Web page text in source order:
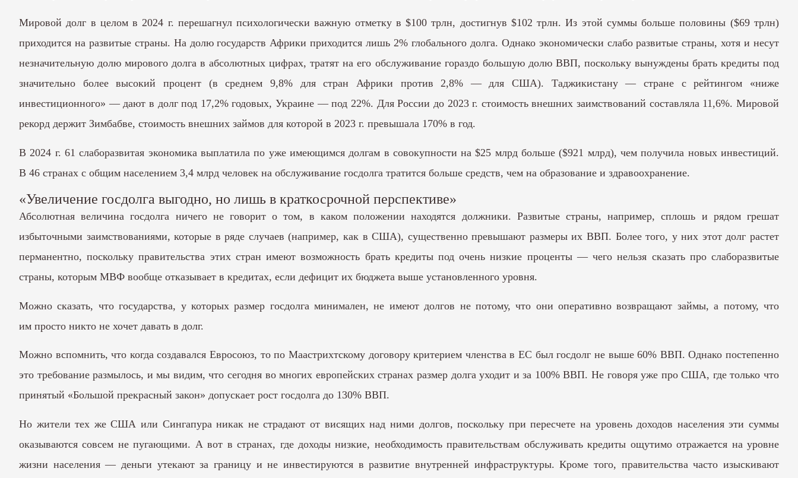
Мировой долг в целом в 2024 г. перешагнул психологически важную отметку в $100 трлн, достигнув $102 трлн. Из этой суммы больше половины ($69 трлн)
приходится на развитые страны. На долю государств Африки приходится лишь 2% глобального долга. Однако экономически слабо развитые страны, хотя и несут
незначительную долю мирового долга в абсолютных цифрах, тратят на его обслуживание гораздо большую долю ВВП, поскольку вынуждены брать кредиты под
значительно более высокий процент (в среднем 9,8% для стран Африки против 2,8% — для США). Таджикистану — стране с рейтингом «ниже
инвестиционного» — дают в долг под 17,2% годовых, Украине — под 22%. Для России до 2023 г. стоимость внешних заимствований составляла 11,6%. Мировой
рекорд держит Зимбабве, стоимость внешних займов для которой в 2023 г. превышала 170% в год.
В 2024 г. 61 слаборазвитая экономика выплатила по уже имеющимся долгам в совокупности на $25 млрд больше ($921 млрд), чем получила новых инвестиций.
В 46 странах с общим населением 3,4 млрд человек на обслуживание госдолга тратится больше средств, чем на образование и здравоохранение.
«Увеличение госдолга выгодно, но лишь в краткосрочной перспективе»
Абсолютная величина госдолга ничего не говорит о том, в каком положении находятся должники. Развитые страны, например, сплошь и рядом грешат
избыточными заимствованиями, которые в ряде случаев (например, как в США), существенно превышают размеры их ВВП. Более того, у них этот долг растет
перманентно, поскольку правительства этих стран имеют возможность брать кредиты под очень низкие проценты — чего нельзя сказать про слаборазвитые
страны, которым МВФ вообще отказывает в кредитах, если дефицит их бюджета выше установленного уровня.
Можно сказать, что государства, у которых размер госдолга минимален, не имеют долгов не потому, что они оперативно возвращают займы, а потому, что
им просто никто не хочет давать в долг.
Можно вспомнить, что когда создавался Евросоюз, то по Маастрихтскому договору критерием членства в ЕС был госдолг не выше 60% ВВП. Однако постепенно
это требование размылось, и мы видим, что сегодня во многих европейских странах размер долга уходит и за 100% ВВП. Не говоря уже про США, где только что
принятый «Большой прекрасный закон» допускает рост госдолга до 130% ВВП.
Но жители тех же США или Сингапура никак не страдают от висящих над ними долгов, поскольку при пересчете на уровень доходов населения эти суммы
оказываются совсем не пугающими. А вот в странах, где доходы низкие, необходимость правительствам обслуживать кредиты ощутимо отражается на уровне
жизни населения — деньги утекают за границу и не инвестируются в развитие внутренней инфраструктуры. Кроме того, правительства часто изыскивают